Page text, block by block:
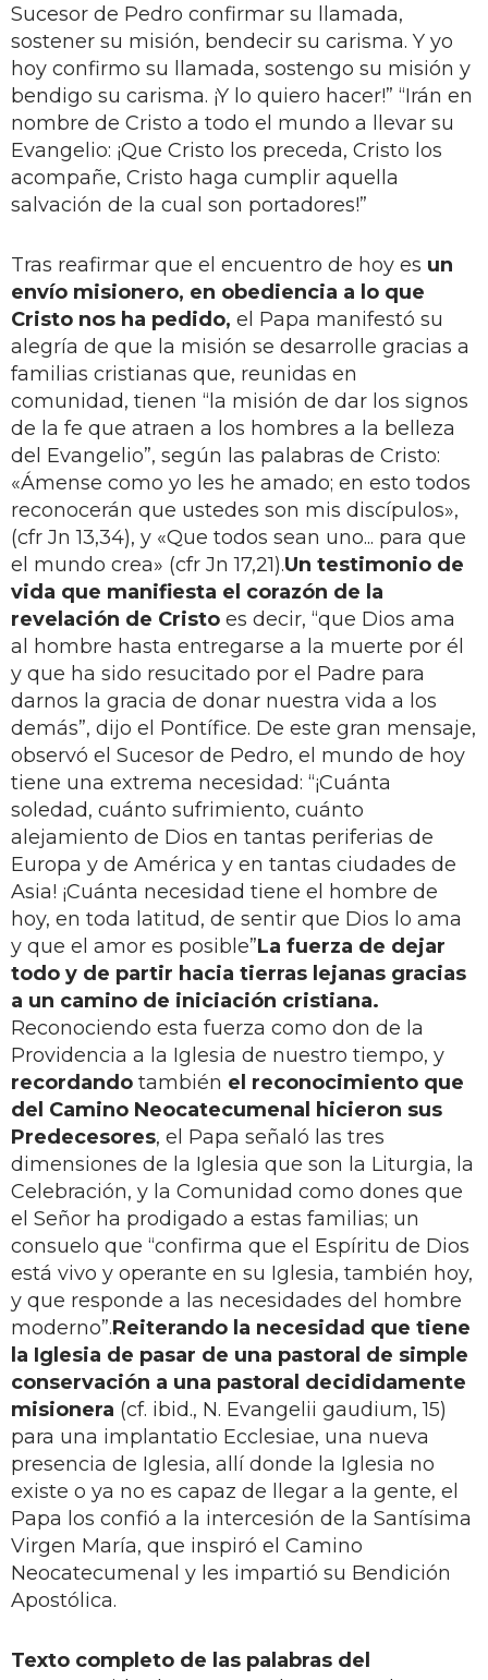
Sucesor de Pedro confirmar su llamada,
sostener su misión, bendecir su carisma. Y yo
hoy confirmo su llamada, sostengo su misión y
bendigo su carisma. ¡Y lo quiero hacer!” “Irán en
nombre de Cristo a todo el mundo a llevar su
Evangelio: ¡Que Cristo los preceda, Cristo los
acompañe, Cristo haga cumplir aquella
salvación de la cual son portadores!”
Tras reafirmar que el encuentro de hoy es un
envío misionero, en obediencia a lo que
Cristo nos ha pedido, el Papa manifestó su
alegría de que la misión se desarrolle gracias a
familias cristianas que, reunidas en
comunidad, tienen “la misión de dar los signos
de la fe que atraen a los hombres a la belleza
del Evangelio”, según las palabras de Cristo:
«Ámense como yo les he amado; en esto todos
reconocerán que ustedes son mis discípulos»,
(cfr Jn 13,34), y «Que todos sean uno... para que
el mundo crea» (cfr Jn 17,21).Un testimonio de
vida que manifiesta el corazón de la
revelación de Cristo es decir, “que Dios ama
al hombre hasta entregarse a la muerte por él
y que ha sido resucitado por el Padre para
darnos la gracia de donar nuestra vida a los
demás”, dijo el Pontífice. De este gran mensaje,
observó el Sucesor de Pedro, el mundo de hoy
tiene una extrema necesidad: “¡Cuánta
soledad, cuánto sufrimiento, cuánto
alejamiento de Dios en tantas periferias de
Europa y de América y en tantas ciudades de
Asia! ¡Cuánta necesidad tiene el hombre de
hoy, en toda latitud, de sentir que Dios lo ama
y que el amor es posible”La fuerza de dejar
todo y de partir hacia tierras lejanas gracias
a un camino de iniciación cristiana.
Reconociendo esta fuerza como don de la
Providencia a la Iglesia de nuestro tiempo, y
recordando también el reconocimiento que
del Camino Neocatecumenal hicieron sus
Predecesores, el Papa señaló las tres
dimensiones de la Iglesia que son la Liturgia, la
Celebración, y la Comunidad como dones que
el Señor ha prodigado a estas familias; un
consuelo que “confirma que el Espíritu de Dios
está vivo y operante en su Iglesia, también hoy,
y que responde a las necesidades del hombre
moderno”.Reiterando la necesidad que tiene
la Iglesia de pasar de una pastoral de simple
conservación a una pastoral decididamente
misionera (cf. ibid., N. Evangelii gaudium, 15)
para una implantatio Ecclesiae, una nueva
presencia de Iglesia, allí donde la Iglesia no
existe o ya no es capaz de llegar a la gente, el
Papa los confió a la intercesión de la Santísima
Virgen María, que inspiró el Camino
Neocatecumenal y les impartió su Bendición
Apostólica.
Texto completo de las palabras del